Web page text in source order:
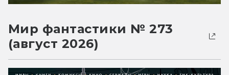
Мир фантастики № 273
(август 2026)